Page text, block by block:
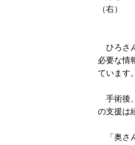
（右）
ひろさ
必要な情
ています。
手術後
の支援は
「奥さ